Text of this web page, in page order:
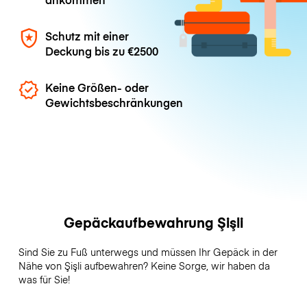
Schutz mit einer
Deckung bis zu€2500
Keine Größen- oder
Gewichtsbeschränkungen
Gepäckaufbewahrung Şişli
Sind Sie zu Fuß unterwegs und müssen Ihr Gepäck in der
Nähe von Şişli aufbewahren? Keine Sorge, wir haben da
was für Sie!